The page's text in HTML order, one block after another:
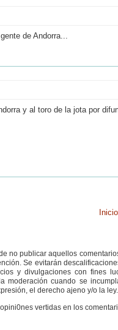
de Andorra...
y al toro de la jota por
Inicio
no publicar aquellos
Se evitarán
y divulgaciones con fines
moderación cuando se
el derecho ajeno y/o la ley.
vertidas en los